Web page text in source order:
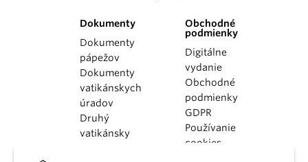
Dokumenty
Dokumenty
pápežov
Dokumenty
vatikánskych
úradov
Druhý
vatikánsky
Obchodné
podmienky
Digitálne
vydanie
Obchodné
podmienky
GDPR
Používanie
cookies